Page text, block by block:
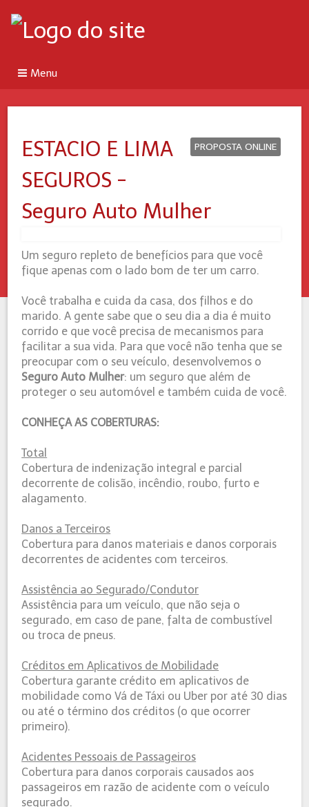
Menu
PROPOSTA ONLINE
ESTACIO E LIMA
SEGUROS -
Seguro Auto Mulher
Um seguro repleto de benefícios para que você
fique apenas com o lado bom de ter um carro.
Você trabalha e cuida da casa, dos filhos e do
marido. A gente sabe que o seu dia a dia é muito
corrido e que você precisa de mecanismos para
facilitar a sua vida. Para que você não tenha que se
preocupar com o seu veículo, desenvolvemos o
Seguro Auto Mulher: um seguro que além de
proteger o seu automóvel e também cuida de você.
CONHEÇA AS COBERTURAS:
Total
Cobertura de indenização integral e parcial
decorrente de colisão, incêndio, roubo, furto e
alagamento.
Danos a Terceiros
Cobertura para danos materiais e danos corporais
decorrentes de acidentes com terceiros.
Assistência ao Segurado/Condutor
Assistência para um veículo, que não seja o
segurado, em caso de pane, falta de combustível
ou troca de pneus.
Créditos em Aplicativos de Mobilidade
Cobertura garante crédito em aplicativos de
mobilidade como Vá de Táxi ou Uber por até 30 dias
ou até o término dos créditos (o que ocorrer
primeiro).
Acidentes Pessoais de Passageiros
Cobertura para danos corporais causados aos
passageiros em razão de acidente com o veículo
segurado.